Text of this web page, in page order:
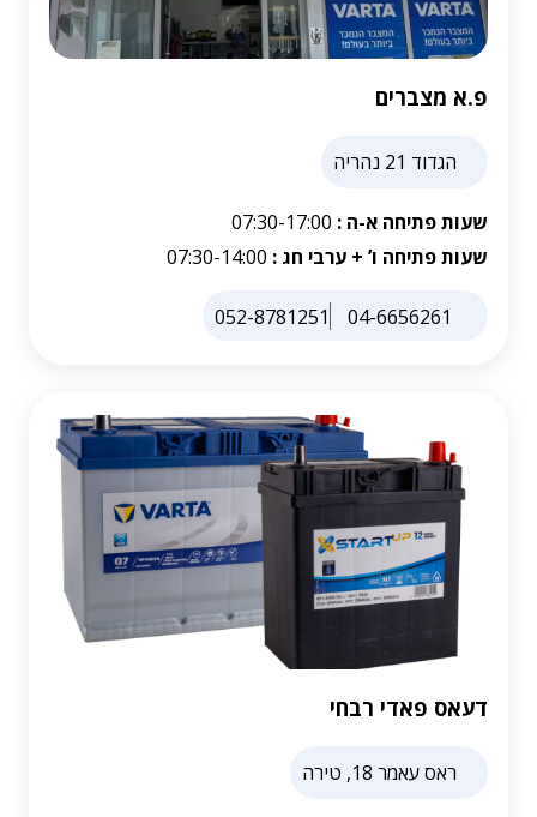
פ.א מצברים
הגדוד 21 נהריה
שעות פתיחה א-ה : 07:30-17:00
שעות פתיחה ו’ + ערבי חג : 07:30-14:00
04-6656261
052-8781251
דעאס פאדי רבחי
ראס עאמר 18, טירה